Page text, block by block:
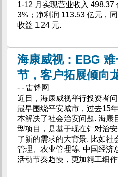
1-12 月实现营业收入 498.37
3%；净利润 113.53 亿元，
收益 1.24 元.
海康威视：EBG
节，客户拓展倾向
- - 雷锋网
近日，海康威视举行投资者
最早围绕平安城市，过去15
本解决了社会治安问题. 海康
型项目，是基于现在针对治
了新的需求的大背景. 比如社
管理、农业管理等. 中国经济
活动节奏趋慢，更加精工细